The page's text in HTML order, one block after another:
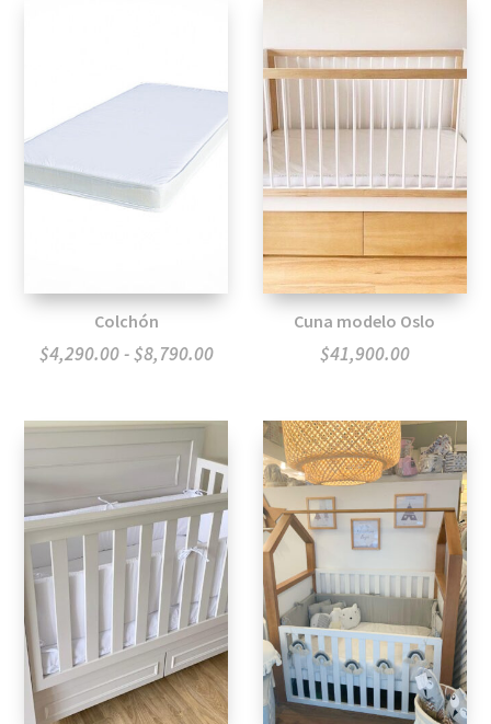
Colchón
$4,290.00-$8,790.00Rango
precios:
$4,290.00
hasta
$8,790.00
Cuna modelo Oslo
$41,900.00